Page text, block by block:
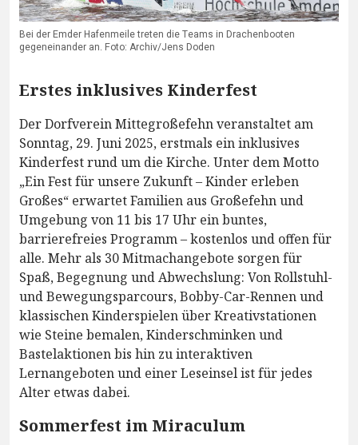
Bei der Emder Hafenmeile treten die Teams in Drachenbooten
gegeneinander an. Foto: Archiv/Jens Doden
Erstes inklusives Kinderfest
Der Dorfverein Mittegroßefehn veranstaltet am
Sonntag, 29. Juni 2025, erstmals ein inklusives
Kinderfest rund um die Kirche. Unter dem Motto
„Ein Fest für unsere Zukunft – Kinder erleben
Großes“ erwartet Familien aus Großefehn und
Umgebung von 11 bis 17 Uhr ein buntes,
barrierefreies Programm – kostenlos und offen für
alle. Mehr als 30 Mitmachangebote sorgen für
Spaß, Begegnung und Abwechslung: Von Rollstuhl-
und Bewegungsparcours, Bobby-Car-Rennen und
klassischen Kinderspielen über Kreativstationen
wie Steine bemalen, Kinderschminken und
Bastelaktionen bis hin zu interaktiven
Lernangeboten und einer Leseinsel ist für jedes
Alter etwas dabei.
Sommerfest im Miraculum